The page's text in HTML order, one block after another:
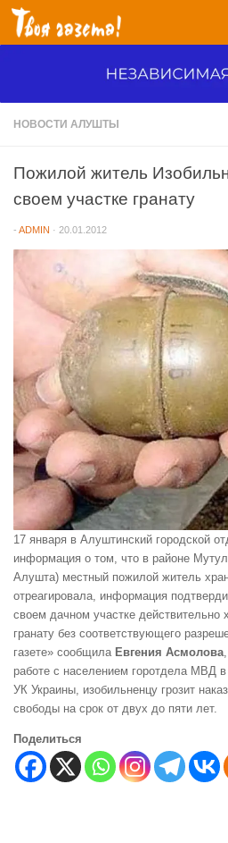
Перейти к содержимому
НОВОСТИ АЛУШТЫ
Пожилой житель
своем участке гранату
- ADMIN · 20.01.2012
17 января в Алуштинский городской
информация о том, что в районе
Алушта) местный пожилой житель
отреагировала, информация
своем дачном участке действительно
гранату без соответствующего
газете» сообщила Евгения Асмолова
работе с населением горотдела МВД
УК Украины, изобильненцу грозит
свободы на срок от двух до пяти лет.
Поделиться